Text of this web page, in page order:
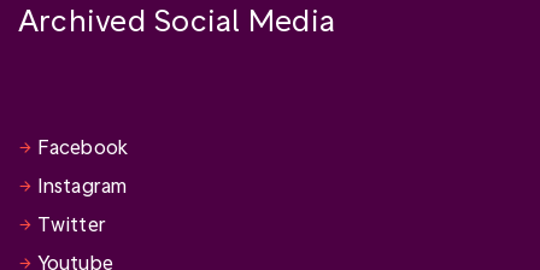
Archived Social Media
Facebook
Instagram
Twitter
Youtube